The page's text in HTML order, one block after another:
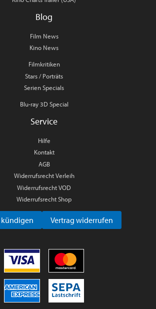
Blog
Film News
Kino News
Filmkritiken
Stars / Porträts
Serien Specials
Blu-ray 3D Special
Service
Hilfe
Kontakt
AGB
Widerrufsrecht Verleih
Widerrufsrecht VOD
Widerrufsrecht Shop
kündigen Vertrag widerrufen